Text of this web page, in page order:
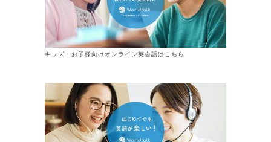
キッズ・お子様向けオンライン英会話はこちら